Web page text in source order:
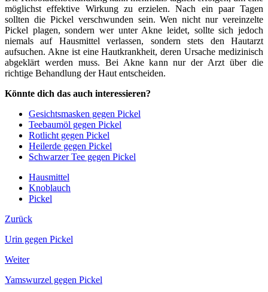
möglichst effektive Wirkung zu erzielen. Nach ein paar Tagen
sollten die Pickel verschwunden sein. Wen nicht nur vereinzelte
Pickel plagen, sondern wer unter Akne leidet, sollte sich jedoch
niemals auf Hausmittel verlassen, sondern stets den Hautarzt
aufsuchen. Akne ist eine Hautkrankheit, deren Ursache medizinisch
abgeklärt werden muss. Bei Akne kann nur der Arzt über die
richtige Behandlung der Haut entscheiden.
Könnte dich das auch interessieren?
Gesichtsmasken gegen Pickel
Teebaumöl gegen Pickel
Rotlicht gegen Pickel
Heilerde gegen Pickel
Schwarzer Tee gegen Pickel
Hausmittel
Knoblauch
Pickel
Zurück
Urin gegen Pickel
Weiter
Yamswurzel gegen Pickel